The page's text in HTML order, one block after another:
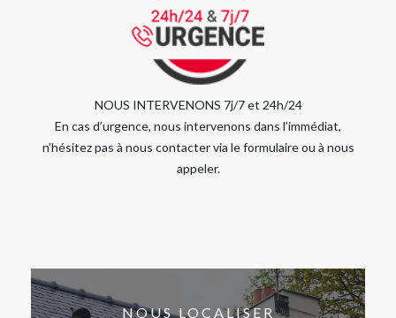
NOUS INTERVENONS 7j/7 et 24h/24
En cas d’urgence, nous intervenons dans l’immédiat,
n’hésitez pas à nous contacter via le formulaire ou à nous
appeler.
NOUS LOCALISER